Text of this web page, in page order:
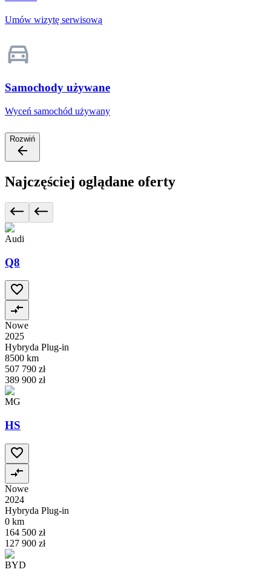
Umów wizytę serwisową
Samochody używane
Wyceń samochód używany
Rozwiń
Najczęściej oglądane oferty
Audi
Q8
Nowe
2025
Hybryda Plug-in
8500 km
507 790 zł
389 900 zł
MG
HS
Nowe
2024
Hybryda Plug-in
0 km
164 500 zł
127 900 zł
BYD